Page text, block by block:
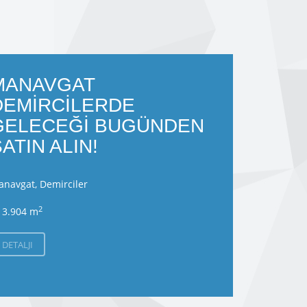
BUGÜNDEN
ALIN!
Demirciler
3.904 m2
DETALJI